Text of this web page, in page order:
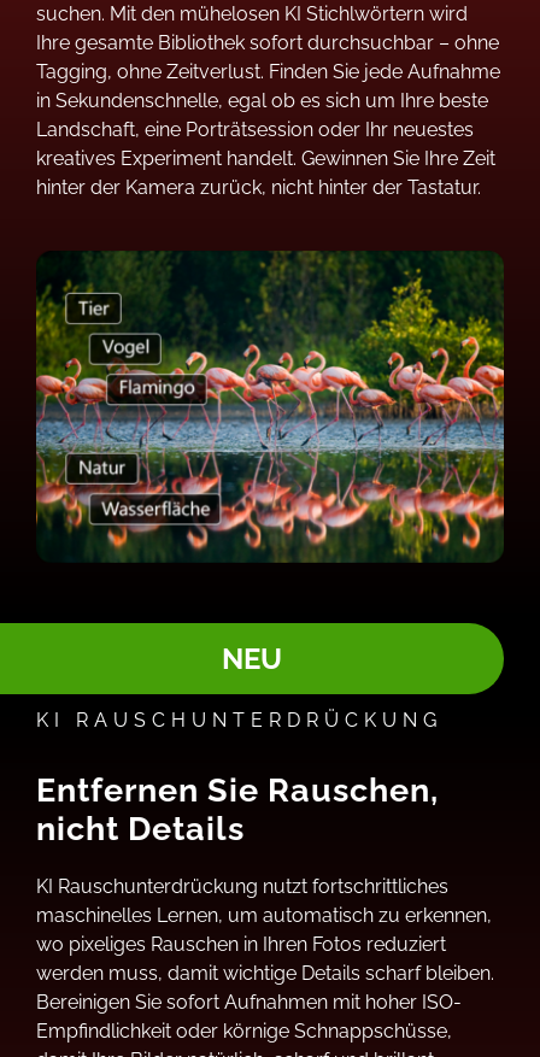
suchen. Mit den mühelosen KI Stichlwörtern wird
Ihre gesamte Bibliothek sofort durchsuchbar – ohne
Tagging, ohne Zeitverlust. Finden Sie jede Aufnahme
in Sekundenschnelle, egal ob es sich um Ihre beste
Landschaft, eine Porträtsession oder Ihr neuestes
kreatives Experiment handelt. Gewinnen Sie Ihre Zeit
hinter der Kamera zurück, nicht hinter der Tastatur.
NEU
KI RAUSCHUNTERDRÜCKUNG
Entfernen Sie Rauschen,
nicht Details
KI Rauschunterdrückung nutzt fortschrittliches
maschinelles Lernen, um automatisch zu erkennen,
wo pixeliges Rauschen in Ihren Fotos reduziert
werden muss, damit wichtige Details scharf bleiben.
Bereinigen Sie sofort Aufnahmen mit hoher ISO-
Empfindlichkeit oder körnige Schnappschüsse,